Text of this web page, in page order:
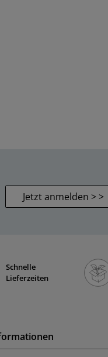
Jetzt anmelden > >
Schnelle
Lieferzeiten